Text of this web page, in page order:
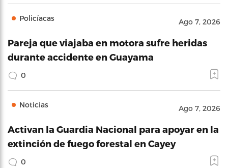
Policíacas Ago 7, 2026
Pareja que viajaba en motora sufre heridas
durante accidente en Guayama
0
Noticias Ago 7, 2026
Activan la Guardia Nacional para apoyar en la
extinción de fuego forestal en Cayey
0